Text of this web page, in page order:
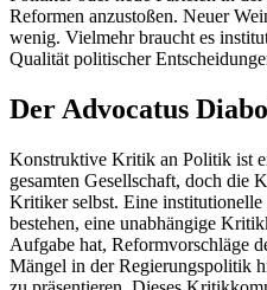
Reformen anzustoßen. Neuer
wenig. Vielmehr braucht es
Qualität politischer
Der Advocatus
Konstruktive Kritik an Politik ist
gesamten Gesellschaft, doch die
Kritiker selbst. Eine
bestehen, eine unabhängige
Aufgabe hat, Reformvorschläge
Mängel in der Regierungspolitik